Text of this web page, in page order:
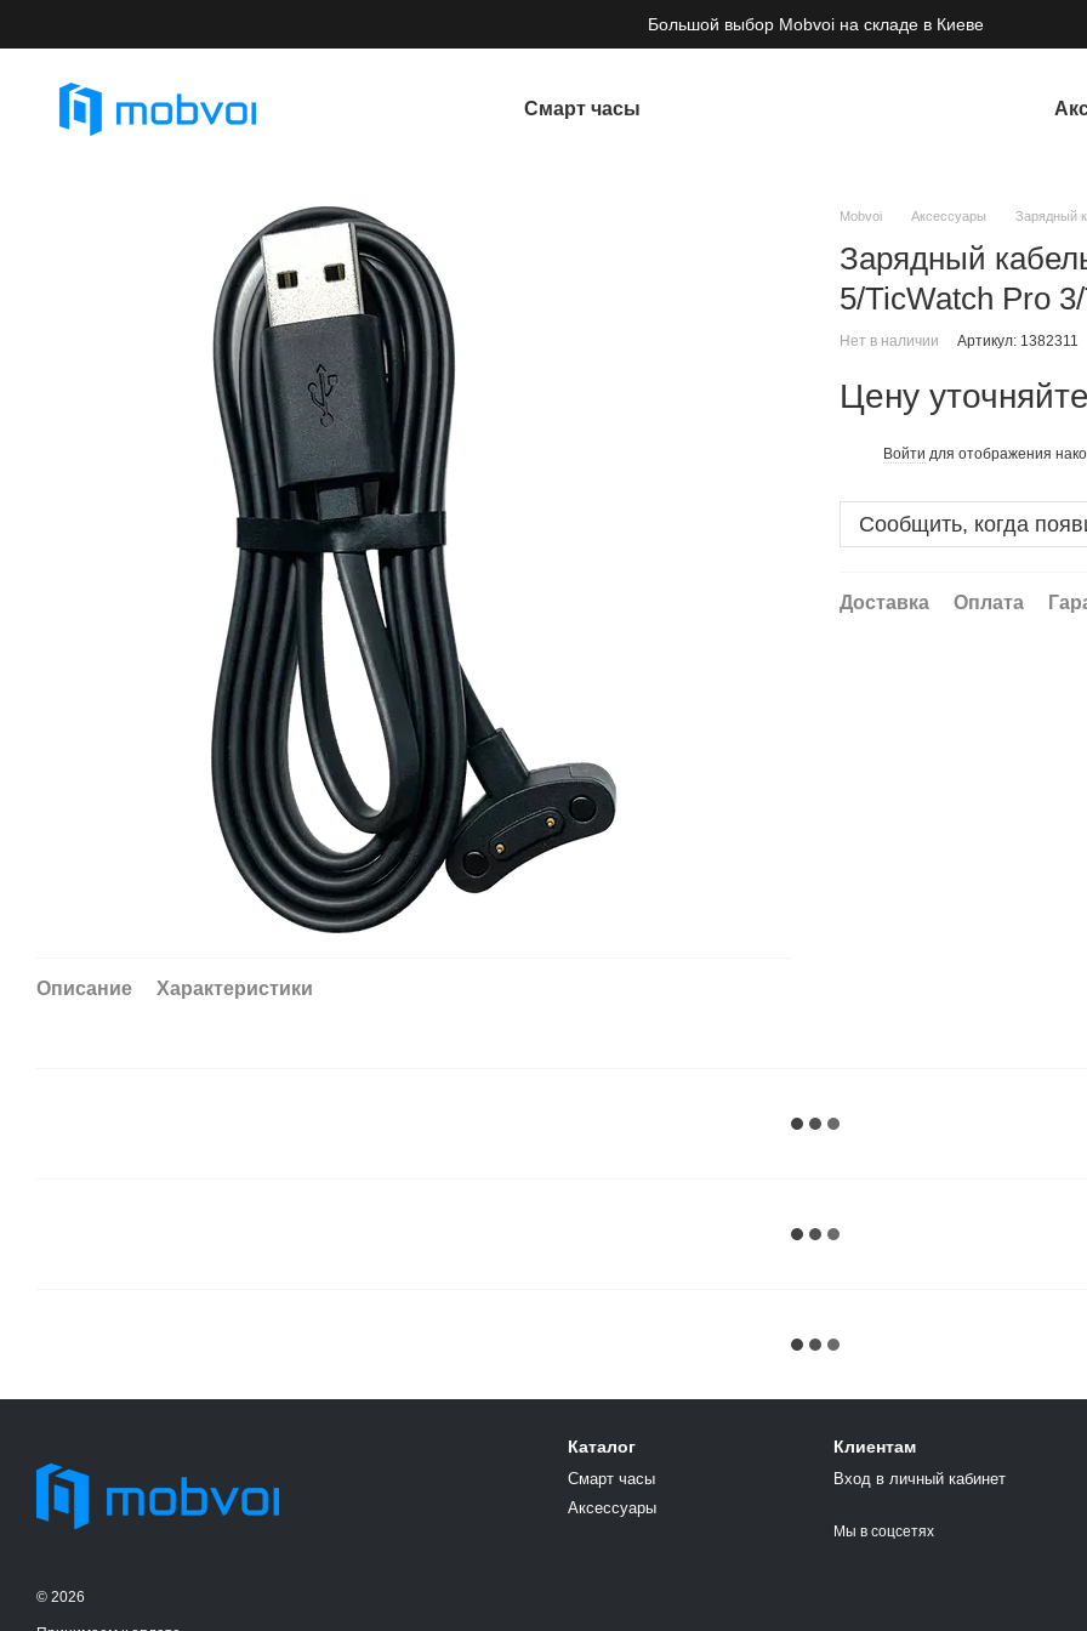
Большой выбор Mobvoi на складе в Киеве
Смарт часы
Описание Характеристики
Mobvoi Аксессуары Зарядный
Зарядный
5/TicWatch Pro
Нет в наличии Артикул: 1382311
Цену уточняйте
Войти для отображения
Сообщить, когда
Доставка Оплата
© 2026
Каталог
Смарт часы
Аксессуары
Клиентам
Вход в личный кабинет
Мы в соцсетях